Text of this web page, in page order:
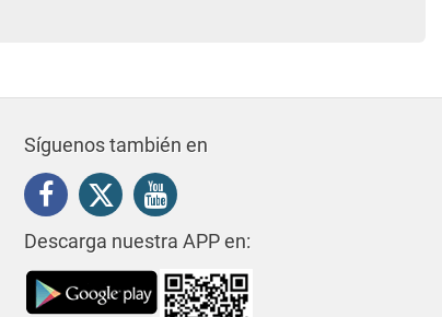
Síguenos también en
Descarga nuestra APP en: